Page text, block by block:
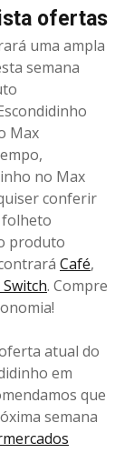
ofertas
uma ampla
semana
Max
no Max
conferir
folheto
produto
Café,
. Compre
atual do
em
que
semana